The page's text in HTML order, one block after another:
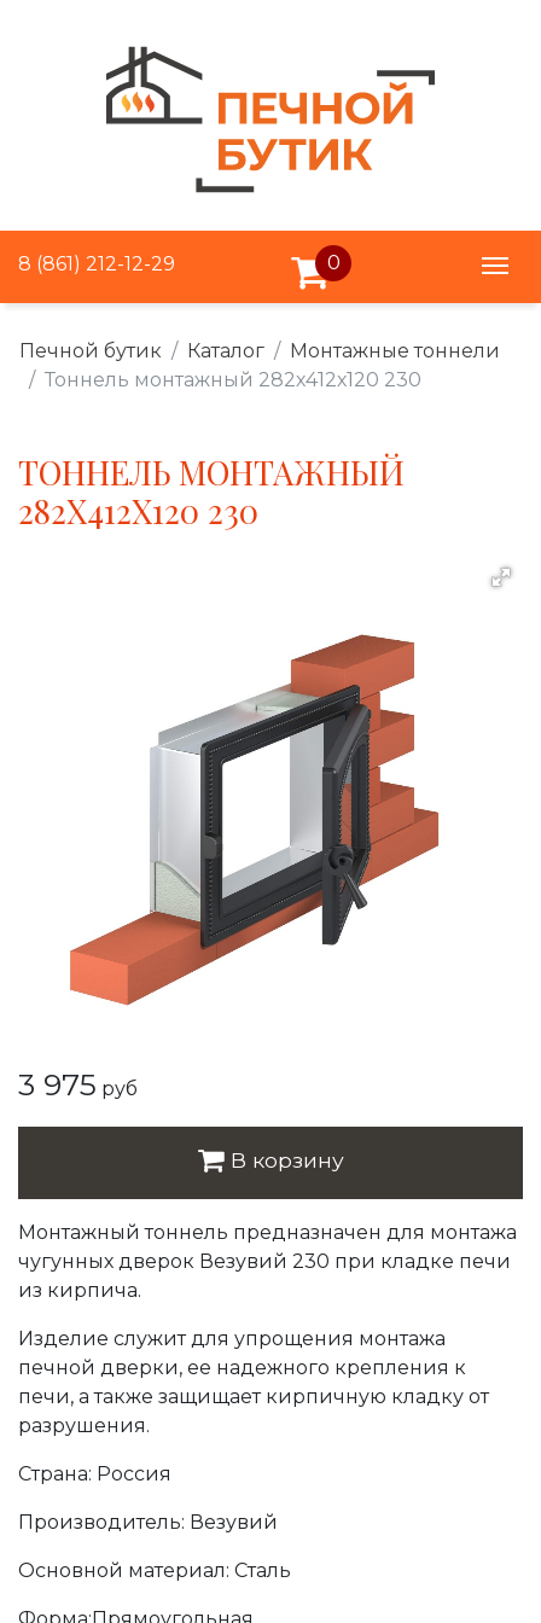
8 (861) 212-12-29 0
Печной бутик Каталог
Монтажные тоннели
Тоннель монтажный 282х412х120 230
ТОННЕЛЬ МОНТАЖНЫЙ
282Х412Х120 230
3 975 руб
В корзину
Монтажный тоннель предназначен для монтажа
чугунных дверок Везувий 230 при кладке печи
из кирпича.
Изделие служит для упрощения монтажа
печной дверки, ее надежного крепления к
печи, а также защищает кирпичную кладку от
разрушения.
Страна: Россия
Производитель: Везувий
Основной материал: Сталь